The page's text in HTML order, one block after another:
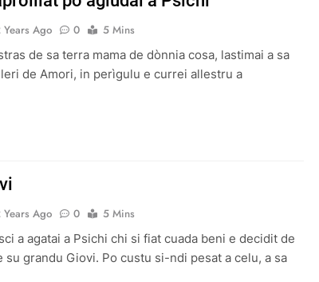
Years Ago 0
5 Mins
de sa terra mama de dònnia cosa, lastimai a sa
de Amori, in perìgulu e currei allestru a
Years Ago 0
5 Mins
a agatai a Psichi chi si fiat cuada beni e decidit de
su grandu Giovi. Po custu si-ndi pesat a celu, a sa